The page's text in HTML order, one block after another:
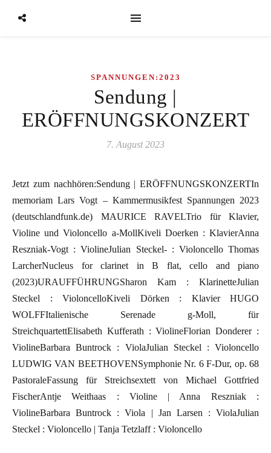
SPANNUNGEN:2023
Sendung |
ERÖFFNUNGSKONZERT
7. August 2023
Jetzt zum nachhören:Sendung | ERÖFFNUNGSKONZERTIn
memoriam Lars Vogt – Kammermusikfest Spannungen 2023
(deutschlandfunk.de) MAURICE RAVELTrio für Klavier,
Violine und Violoncello a-MollKiveli Doerken : KlavierAnna
Reszniak-Vogt : ViolineJulian Steckel- : Violoncello Thomas
LarcherNucleus for clarinet in B flat, cello and piano
(2023)URAUFFÜHRUNGSharon Kam : KlarinetteJulian
Steckel : VioloncelloKiveli Dörken : Klavier HUGO
WOLFFItalienische Serenade g-Moll, für
StreichquartettElisabeth Kufferath : ViolineFlorian Donderer :
ViolineBarbara Buntrock : ViolaJulian Steckel : Violoncello
LUDWIG VAN BEETHOVENSymphonie Nr. 6 F-Dur, op. 68
PastoraleFassung für Streichsextett von Michael Gottfried
FischerAntje Weithaas : Violine | Anna Reszniak :
ViolineBarbara Buntrock : Viola | Jan Larsen : ViolaJulian
Steckel : Violoncello | Tanja Tetzlaff : Violoncello